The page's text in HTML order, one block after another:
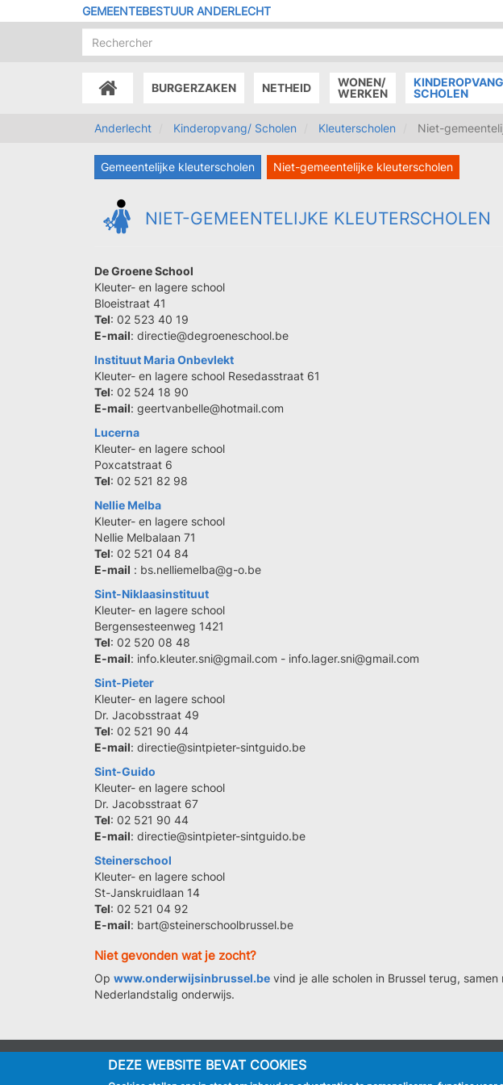
en
GEMEENTEBESTUUR ANDERLECHT
ACCUEILBURGERZAKEN NETHEID
WONEN/
WERKEN
SCHOLEN
Anderlecht Kinderopvang/ Scholen Kleuterscholen Niet-
Gemeentelijke kleuterscholen Niet-gemeentelijke kleuterscholen
NIET-GEMEENTELIJKE KLEUTERSCHOLEN
De Groene School
Kleuter- en lagere school
Bloeistraat 41
Tel: 02 523 40 19
E-mail: directie@degroeneschool.be
Instituut Maria Onbevlekt
Kleuter- en lagere school Resedasstraat 61
Tel: 02 524 18 90
E-mail: geertvanbelle@hotmail.com
Lucerna
Kleuter- en lagere school
Poxcatstraat 6
Tel: 02 521 82 98
Nellie Melba
Kleuter- en lagere school
Nellie Melbalaan 71
Tel: 02 521 04 84
E-mail : bs.nelliemelba@g-o.be
Sint-Niklaasinstituut
Kleuter- en lagere school
Bergensesteenweg 1421
Tel: 02 520 08 48
E-mail: info.kleuter.sni@gmail.com - info.lager.sni@gmail.com
Sint-Pieter
Kleuter- en lagere school
Dr. Jacobsstraat 49
Tel: 02 521 90 44
E-mail: directie@sintpieter-sintguido.be
Sint-Guido
Kleuter- en lagere school
Dr. Jacobsstraat 67
Tel: 02 521 90 44
E-mail: directie@sintpieter-sintguido.be
Steinerschool
Kleuter- en lagere school
St-Janskruidlaan 14
Tel: 02 521 04 92
E-mail: bart@steinerschoolbrussel.be
Niet gevonden wat je zocht?
Op www.onderwijsinbrussel.be vind je alle scholen in Brussel terug,
Nederlandstalig onderwijs.
IK BEN
DEZE WEBSITE BEVAT COOKIES